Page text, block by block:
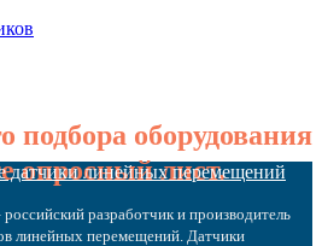
подбора оборудования
опросный лист.
разработчик и производитель
линейных перемещений. Датчики